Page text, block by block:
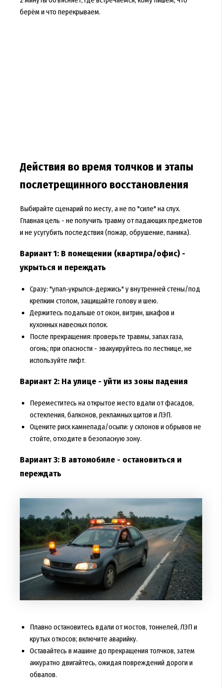
берём и что перекрываем.
Действия во время толчков и этапы
послетрещинного восстановления
Выбирайте сценарий по месту, а не по "силе" на слух.
Главная цель - не получить травму от падающих предметов
и не усугубить последствия (пожар, обрушение, паника).
Вариант 1: В помещении (квартира/офис) -
укрыться и переждать
Сразу: "упал‑укрылся‑держись" у внутренней стены/под
крепким столом, защищайте голову и шею.
Держитесь подальше от окон, витрин, шкафов и
кухонных навесных полок.
После прекращения: проверьте травмы, запах газа,
огонь; при опасности - эвакуируйтесь по лестнице, не
используйте лифт.
Вариант 2: На улице - уйти из зоны падения
Переместитесь на открытое место вдали от фасадов,
остекления, балконов, рекламных щитов и ЛЭП.
Оцените риск камнепада/осыпи: у склонов и обрывов не
стойте, отходите в безопасную зону.
Вариант 3: В автомобиле - остановиться и
переждать
Плавно остановитесь вдали от мостов, тоннелей, ЛЭП и
крутых откосов; включите аварийку.
Оставайтесь в машине до прекращения толчков, затем
аккуратно двигайтесь, ожидая повреждений дороги и
обвалов.